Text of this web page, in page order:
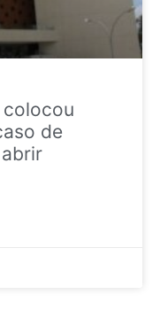
colocou
de